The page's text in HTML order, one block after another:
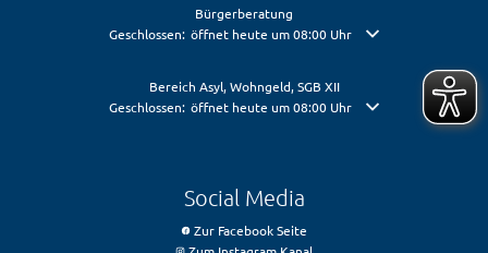
Bürgerberatung
Klicken, um weitere Öffnungs- oder Schließzeiten
Geschlossen: öffnet heute um 08:00 Uhr
Bereich Asyl, Wohngeld, SGB XII
Klicken, um weitere Öffnungs- oder Schließzeiten
Geschlossen: öffnet heute um 08:00 Uhr
Social Media
Zur Facebook Seite